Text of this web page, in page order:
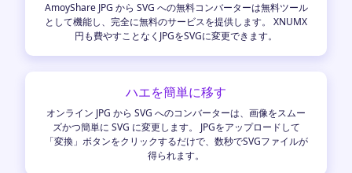
AmoyShare JPG から SVG への無料コンバーターは無料ツール
として機能し、完全に無料のサービスを提供します。 XNUMX
円も費やすことなくJPGをSVGに変更できます。
ハエを簡単に移す
オンライン JPG から SVG へのコンバーターは、画像をスムー
ズかつ簡単に SVG に変更します。 JPGをアップロードして
「変換」ボタンをクリックするだけで、数秒でSVGファイルが
得られます。